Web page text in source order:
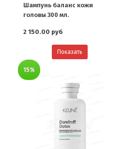
Шампунь баланс кожи
головы 300 мл.
2 150.00 руб
Показать
15%